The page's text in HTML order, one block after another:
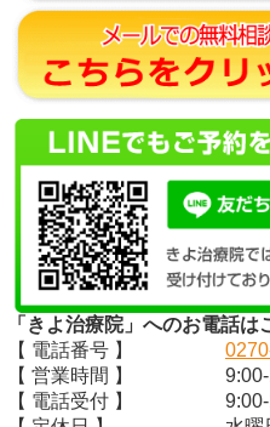
「きよ治療院」へのお電話は
【 電話番号 】
【 営業時間 】
【 電話受付 】